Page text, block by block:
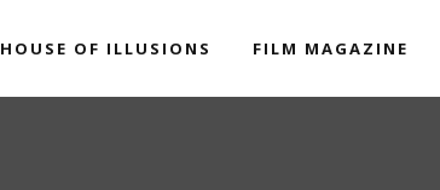
HOUSE OF ILLUSIONS FILM MAGAZINE